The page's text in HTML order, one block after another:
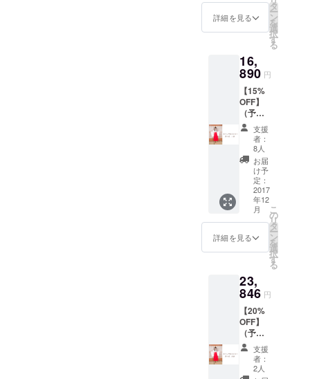
ンは入
りませ
ポス
ターで
す。
※サイズ
は
A2（42
0×594
mm）
です。
※プロ
ジェク
トでは
未公開
の画像
にてポ
をお届
け致し
無料で
す。
しま
す。
未公開
の画像
にて年
賀状を
お届け
致しま
す。 ☆
火将ロ
シエル
さん ポ
スト
カード3
種 ※1
枚にサ
インが
入りま
す。サ
選びい
ただけ
ませ
ん。
※プロ
ジェク
トでは
未公開
の画像
1着 ☆
帯
（赤）
1本
（たす
き） 2
本
（赤・
白） サ
イズ
M： 総
118.5c
m（上
身丈
35cm、
ウエス
トベル
ト幅
7cm、
スカー
スト
73〜
90cm
襷(たす
き) 幅
4,5cm×
長さ
200cm
L： 総
詳細を見る
タ
ー
ン
を
選
択
す
る
16,
890 円
【15%
OFF】
（予定
販売価
格
19,872
円） ■
内容 ☆
おうち
でゆる
巫女！
其の弐
2着 ☆
帯
（赤）
2本
（たす
き）
各2本
（赤・
白）計4
本 サイ
ズ M：
総丈
118.5c
支援
者：
8人
お届
け予
定：
2017
年12
月
詳細を見る
こ
の
リ
タ
ー
ン
を
選
択
す
る
23,
846 円
【20%
OFF】
（予定
販売価
格
29,808
支援
者：
2人